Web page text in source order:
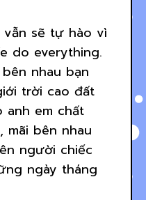
vẫn sẽ tự hào vì
do everything.
nhau bạn
trời cao đất
anh em chất
mãi bên nhau
người chiếc
ngày tháng